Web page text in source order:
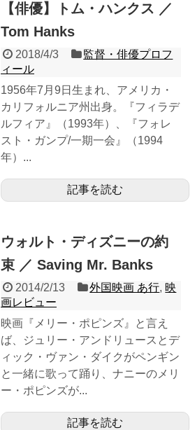
【俳優】トム・ハンクス ／
Tom Hanks
2018/4/3
監督・俳優プロフ
ィール
1956年7月9日生まれ、アメリカ・
カリフォルニア州出身。『フィラデ
ルフィア』（1993年）、『フォレ
スト・ガンプ/一期一会』（1994
年）...
記事を読む
ウォルト・ディズニーの約
束 ／ Saving Mr. Banks
2014/2/13 外国映画 あ行, 映
画レビュー
映画『メリー・ポピンズ』と言え
ば、ジュリー・アンドリュースとデ
ィック・ヴァン・ダイクがペンギン
と一緒に歌って踊り、ナニーのメリ
ー・ポピンズが...
記事を読む